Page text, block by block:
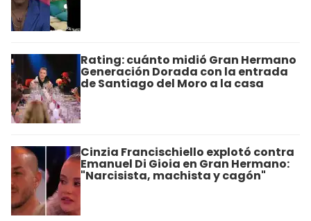
Rating: cuánto midió Gran Hermano
Generación Dorada con la entrada
de Santiago del Moro a la casa
Cinzia Francischiello explotó contra
Emanuel Di Gioia en Gran Hermano:
"Narcisista, machista y cagón"